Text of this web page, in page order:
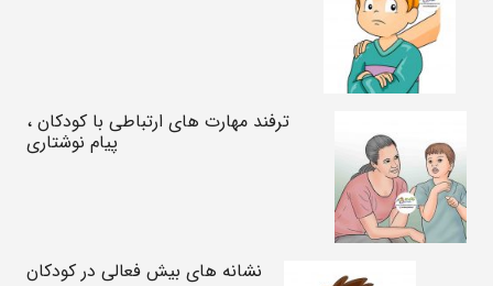
ترفند مهارت های ارتباطی با کودکان ،
پیام نوشتاری
نشانه های بیش فعالی در کودکان